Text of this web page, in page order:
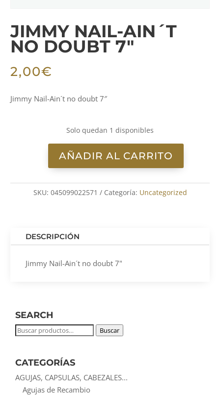
JIMMY NAIL-AIN´T
NO DOUBT 7″
2,00€
Jimmy Nail-Ain´t no doubt 7″
Solo quedan 1 disponibles
Nail-
Ain
´t
cantidad
AÑADIR AL CARRITO
SKU: 045099022571 Categoría: Uncategorized
DESCRIPCIÓN
Jimmy Nail-Ain´t no doubt 7"
SEARCH
Buscar
Buscar
CATEGORÍAS
AGUJAS, CAPSULAS, CABEZALES...
Agujas de Recambio